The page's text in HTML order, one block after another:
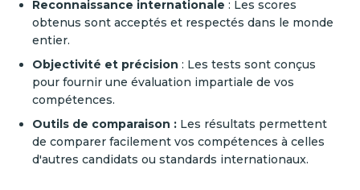
Reconnaissance internationale : Les scores
obtenus sont acceptés et respectés dans le monde
entier.
Objectivité et précision : Les tests sont conçus
pour fournir une évaluation impartiale de vos
compétences.
Outils de comparaison : Les résultats permettent
de comparer facilement vos compétences à celles
d'autres candidats ou standards internationaux.